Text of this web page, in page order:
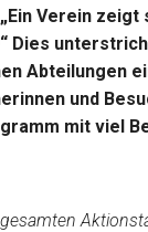
Verein zeigt
Dies
Abteilungen
und
mit viel